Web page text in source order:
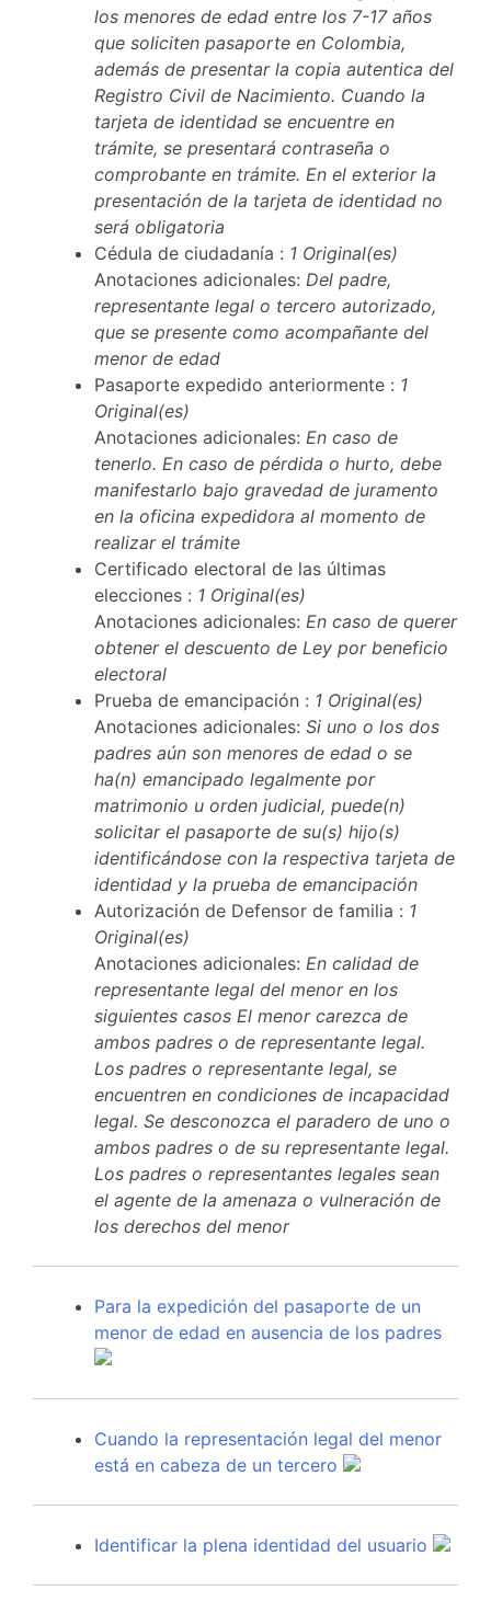
los menores de edad entre los 7-17 años
que soliciten pasaporte en Colombia,
además de presentar la copia autentica del
Registro Civil de Nacimiento. Cuando la
tarjeta de identidad se encuentre en
trámite, se presentará contraseña o
comprobante en trámite. En el exterior la
presentación de la tarjeta de identidad no
será obligatoria
Cédula de ciudadanía : 1 Original(es)
Anotaciones adicionales: Del padre,
representante legal o tercero autorizado,
que se presente como acompañante del
menor de edad
Pasaporte expedido anteriormente : 1
Original(es)
Anotaciones adicionales: En caso de
tenerlo. En caso de pérdida o hurto, debe
manifestarlo bajo gravedad de juramento
en la oficina expedidora al momento de
realizar el trámite
Certificado electoral de las últimas
elecciones : 1 Original(es)
Anotaciones adicionales: En caso de querer
obtener el descuento de Ley por beneficio
electoral
Prueba de emancipación : 1 Original(es)
Anotaciones adicionales: Si uno o los dos
padres aún son menores de edad o se
ha(n) emancipado legalmente por
matrimonio u orden judicial, puede(n)
solicitar el pasaporte de su(s) hijo(s)
identificándose con la respectiva tarjeta de
identidad y la prueba de emancipación
Autorización de Defensor de familia : 1
Original(es)
Anotaciones adicionales: En calidad de
representante legal del menor en los
siguientes casos El menor carezca de
ambos padres o de representante legal.
Los padres o representante legal, se
encuentren en condiciones de incapacidad
legal. Se desconozca el paradero de uno o
ambos padres o de su representante legal.
Los padres o representantes legales sean
el agente de la amenaza o vulneración de
los derechos del menor
Para la expedición del pasaporte de un
menor de edad en ausencia de los padres
Cuando la representación legal del menor
está en cabeza de un tercero
Identificar la plena identidad del usuario